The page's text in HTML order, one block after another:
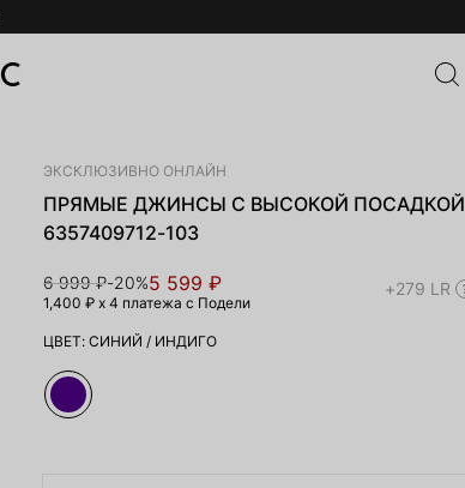
ЭКСКЛЮЗИВНО ОНЛАЙН
ПРЯМЫЕ ДЖИНСЫ С ВЫСОКОЙ ПОСАДКОЙ
6357409712-103
6 999 ₽-20%5 599 ₽
1,400 ₽ x 4 платежа с Подели
+279 LR
ЦВЕТ:СИНИЙ / ИНДИГО